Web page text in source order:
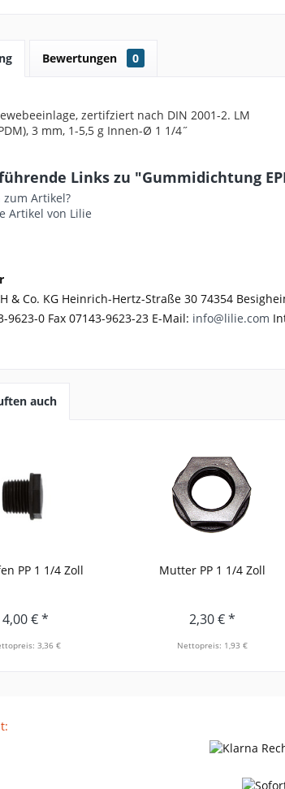
Bewertungen 0
zertifziert nach DIN 2001-2. LM
3 mm, 1-5,5 g Innen-Ø 1 1/4˝
Links zu "Gummidichtung
zum Artikel?
Artikel von Lilie
& Co. KG Heinrich-Hertz-Straße 30 74354
9623-0 Fax 07143-9623-23 E-Mail: info@lilie.com
auch
PP 1 1/4 Zoll
4,00 € *
3,36 €
Mutter PP 1 1/4 Zoll
2,30 € *
Nettopreis: 1,93 €